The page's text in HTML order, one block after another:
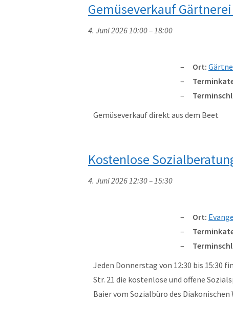
Gemüseverkauf
4. Juni 2026 10:00–18:00
Ort:
Gemüseverkauf direkt aus dem Beet
Kostenlose
4. Juni 2026 12:30–15:30
Ort:
Jeden Donnerstag von 12:30 bis 15:30
Str. 21 die kostenlose und offene
Baier vom Sozialbüro des